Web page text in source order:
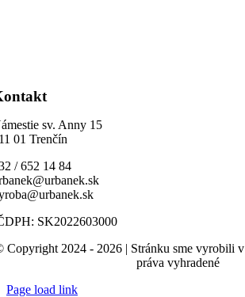
sv. Anny 15
01 Trenčín
/ 652 14 84
SK2022603000
Copyright 2024 - 2026 | Stránku sme vyrobili v
práva vyhradené
Page load link